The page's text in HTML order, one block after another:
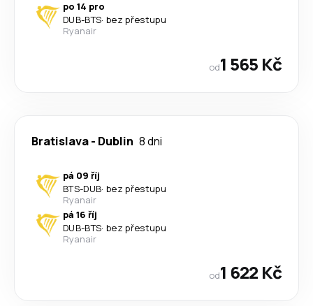
po 14 pro
DUB-BTS· bez přestupu
Ryanair
od1 565 Kč
Bratislava- Dublin 8 dni
pá 09 říj
BTS-DUB· bez přestupu
Ryanair
pá 16 říj
DUB-BTS· bez přestupu
Ryanair
od1 622 Kč